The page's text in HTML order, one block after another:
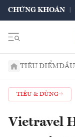
CHỨNG KHOÁN
TIÊU ĐIỂM
TIÊU & DÙNG
Vietravel